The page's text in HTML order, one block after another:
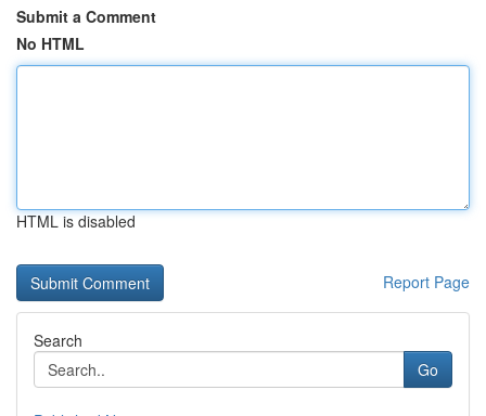
Submit a Comment
No HTML
HTML is disabled
Report Page
Search
Go